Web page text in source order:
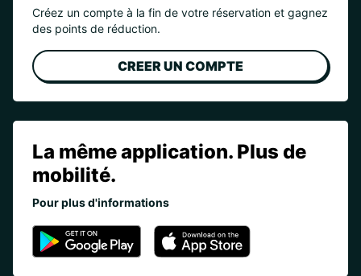
Créez un compte à la fin de votre réservation et gagnez
des points de réduction.
CREER UN COMPTE
La même application. Plus de
mobilité.
Pour plus d'informations